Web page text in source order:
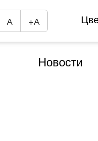
А +А
Новости